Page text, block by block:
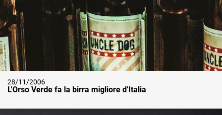
28/11/2006
L'Orso Verde fa la birra migliore d'Italia